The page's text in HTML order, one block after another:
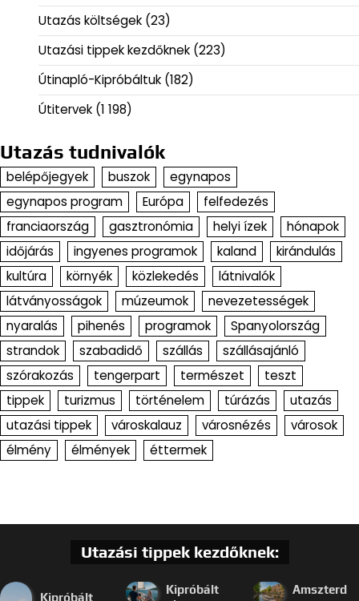
Utazás költségek (23)
Utazási tippek kezdőknek (223)
Útinapló-Kipróbáltuk (182)
Útitervek (1 198)
Utazás tudnivalók
belépőjegyek buszok
egynapos
egynapos program
Európa
felfedezés
franciaország
gasztronómia helyi ízek
hónapok
időjárás
ingyenes programok kaland
kirándulás
kultúra
környék közlekedés
látnivalók
látványosságok
múzeumok
nevezetességek
nyaralás
pihenés programok
Spanyolország
strandok
szabadidő szállás
szállásajánló
szórakozás
tengerpart természet
teszt
tippek
turizmus történelem túrázás
utazás
utazási tippek
városkalauz városnézés
városok
élmény
élmények éttermek
Utazási tippek kezdőknek:
Kipróbált
Kipróbált
Amszterd